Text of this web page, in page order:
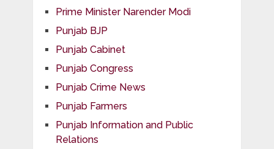
Prime Minister Narender Modi
Punjab BJP
Punjab Cabinet
Punjab Congress
Punjab Crime News
Punjab Farmers
Punjab Information and Public
Relations